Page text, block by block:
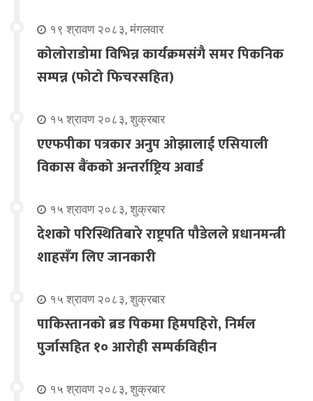
१९ श्रावण २०८३, मंगलवार
कोलोराडोमा विभिन्न कार्यक्रमसंगै समर पिकनिक
सम्पन्न (फोटो फिचरसहित)
१५ श्रावण २०८३, शुक्रबार
एएफपीका पत्रकार अनुप ओझालाई एसियाली
विकास बैंकको अन्तर्राष्ट्रिय अवार्ड
१५ श्रावण २०८३, शुक्रबार
देशको परिस्थितिबारे राष्ट्रपति पौडेलले प्रधानमन्त्री
शाहसँग लिए जानकारी
१५ श्रावण २०८३, शुक्रबार
पाकिस्तानको ब्रड पिकमा हिमपहिरो, निर्मल
पुर्जासहित १० आरोही सम्पर्कविहीन
१५ श्रावण २०८३, शुक्रबार